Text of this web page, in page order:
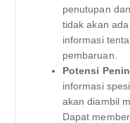
penutupan
tidak akan
informasi
pembaruan.
Potensi
informasi
akan diambil
Dapat